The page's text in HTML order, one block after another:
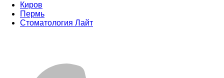
Киров
Пермь
Стоматология Лайт